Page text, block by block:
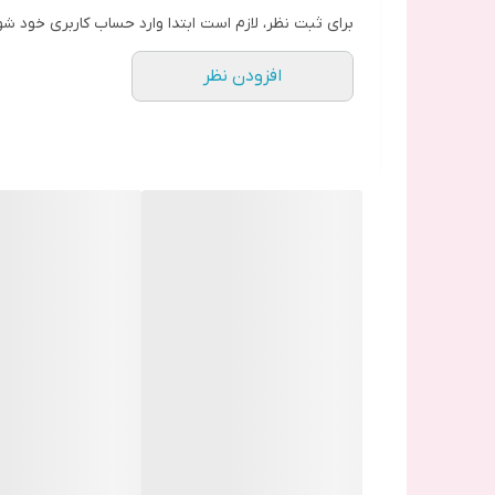
نشانه های خرابی تاچ ال سی دی
تیره شدن صفحه
برای ثبت نظر، لازم است ابتدا وارد حساب کاربری خود
افزودن نظر